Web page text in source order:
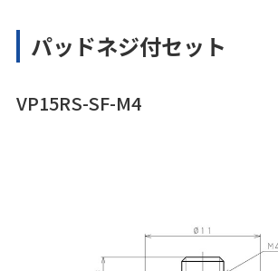
パッドネジ付セット
VP15RS-SF-M4